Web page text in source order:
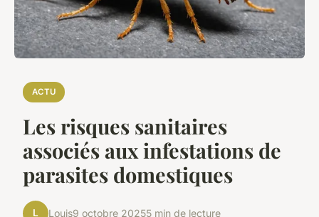
ACTU
Les risques sanitaires
associés aux infestations de
parasites domestiques
L Louis9 octobre 20255 min de lecture